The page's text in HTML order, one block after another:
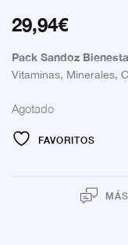
29,94€
Pack Sandoz
Vitaminas, Minerales,
Agotado
FAVORITOS